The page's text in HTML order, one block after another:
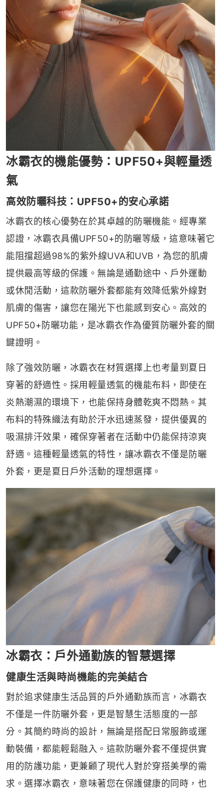
冰霸衣的機能優勢：UPF50+與輕量透
氣
高效防曬科技：UPF50+的安心承諾
冰霸衣的核心優勢在於其卓越的防曬機能。經專業
認證，冰霸衣具備UPF50+的防曬等級，這意味著它
能阻擋超過98%的紫外線UVA和UVB，為您的肌膚
提供最高等級的保護。無論是通勤途中、戶外運動
或休閒活動，這款防曬外套都能有效降低紫外線對
肌膚的傷害，讓您在陽光下也能感到安心。高效的
UPF50+防曬功能，是冰霸衣作為優質防曬外套的關
鍵證明。
除了強效防曬，冰霸衣在材質選擇上也考量到夏日
穿著的舒適性。採用輕量透氣的機能布料，即使在
炎熱潮濕的環境下，也能保持身體乾爽不悶熱。其
布料的特殊織法有助於汗水迅速蒸發，提供優異的
吸濕排汗效果，確保穿著者在活動中仍能保持涼爽
舒適。這種輕量透氣的特性，讓冰霸衣不僅是防曬
外套，更是夏日戶外活動的理想選擇。
冰霸衣：戶外通勤族的智慧選擇
健康生活與時尚機能的完美結合
對於追求健康生活品質的戶外通勤族而言，冰霸衣
不僅是一件防曬外套，更是智慧生活態度的一部
分。其簡約時尚的設計，無論是搭配日常服飾或運
動裝備，都能輕鬆融入。這款防曬外套不僅提供實
用的防護功能，更兼顧了現代人對於穿搭美學的需
求。選擇冰霸衣，意味著您在保護健康的同時，也